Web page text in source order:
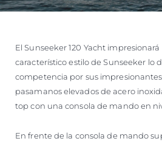
El Sunseeker 120 Yacht
característico estilo de Sunseeker lo
competencia por sus
pasamanos elevados de acero
top con una consola de mando en
En frente de la consola de mando